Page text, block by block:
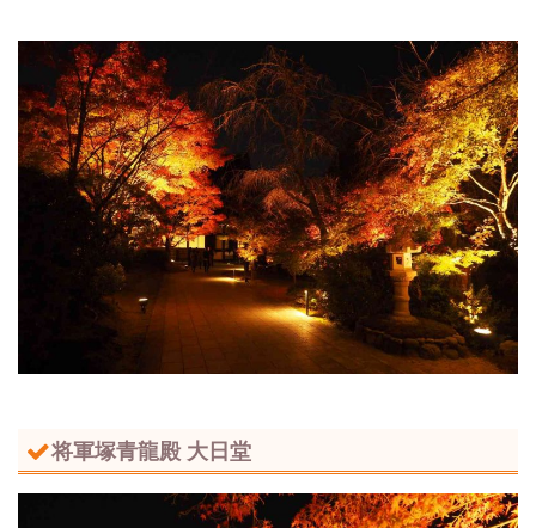
将軍塚青龍殿 大日堂